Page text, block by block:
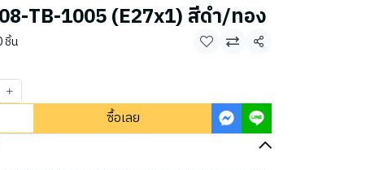
TB-1005 (E27x1) สีดำ/ทอง
ชิ้น
แชร์
ซื้อเลย